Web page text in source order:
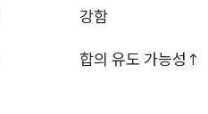
강함
합의 유도 가능성↑